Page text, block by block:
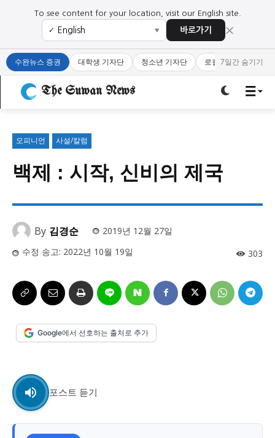
로그인하세요
주요 뉴스
문화 과학·미디어 연예 스포츠
오피니언 & 특집
특집 기사 바로가기 : 청소년 · 청년
시 문학 (문학산책)
서울전역
충청지역
제주지역
부산/울산 대전지역 지방정가
로그인하세요
주요 뉴스
문화 과학·미디어 연예 스포츠
오피니언 & 특집
특집 기사 바로가기 : 청소년 · 청년
시 문학 (문학산책)
서울전역
충청지역
제주지역
부산/울산 대전지역 지방정가
To see content for your location, visit our English site.
✓ ▼ 바로가기 ×
수완뉴스 증권 대학생 기자단 청소년 기자단 로컬 큐레이터
7일간 숨기기
The Suwan News
오피니언 사설/칼럼
백제 : 시작, 신비의 제국
By 김경순
2019년 12월 27일
303
수정 송고: 2022년 10월 19일
Google에서 선호하는 출처로 추가
포스트 듣기